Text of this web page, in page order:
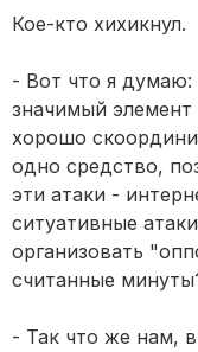
Кое-кто хихикнул.
- Вот что я
значимый элемент
хорошо
одно средство,
эти атаки -
ситуативные
организовать
считанные
- Так что же нам,